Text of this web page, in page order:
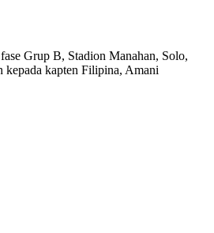
Grup B, Stadion Manahan, Solo,
kepada kapten Filipina, Amani